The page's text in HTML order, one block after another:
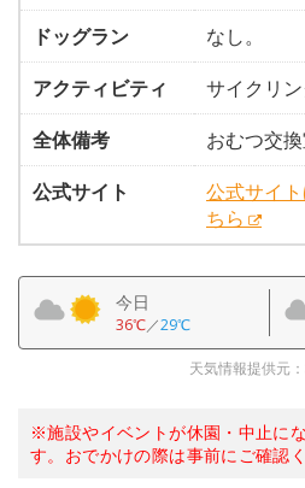
ドッグラン
なし。
アクティビティ
サイクリ
全体備考
おむつ交
公式サイト
公式サイ
ちら
今日
36℃／29℃
天気情報提供元
※施設やイベントが休園・中止に
す。おでかけの際は事前にご確認く